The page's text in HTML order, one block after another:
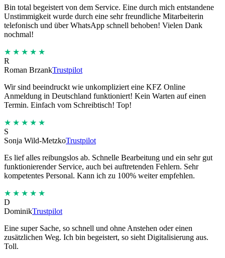
Bin total begeistert von dem Service. Eine durch mich entstandene
Unstimmigkeit wurde durch eine sehr freundliche Mitarbeiterin
telefonisch und über WhatsApp schnell behoben! Vielen Dank
nochmal!
★★★★★
R
Roman BrzankTrustpilot
Wir sind beeindruckt wie unkompliziert eine KFZ Online
Anmeldung in Deutschland funktioniert! Kein Warten auf einen
Termin. Einfach vom Schreibtisch! Top!
★★★★★
S
Sonja Wild-MetzkoTrustpilot
Es lief alles reibungslos ab. Schnelle Bearbeitung und ein sehr gut
funktionierender Service, auch bei auftretenden Fehlern. Sehr
kompetentes Personal. Kann ich zu 100% weiter empfehlen.
★★★★★
D
DominikTrustpilot
Eine super Sache, so schnell und ohne Anstehen oder einen
zusätzlichen Weg. Ich bin begeistert, so sieht Digitalisierung aus.
Toll.